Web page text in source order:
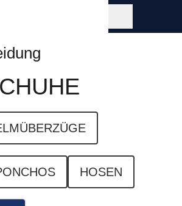
HOSEN